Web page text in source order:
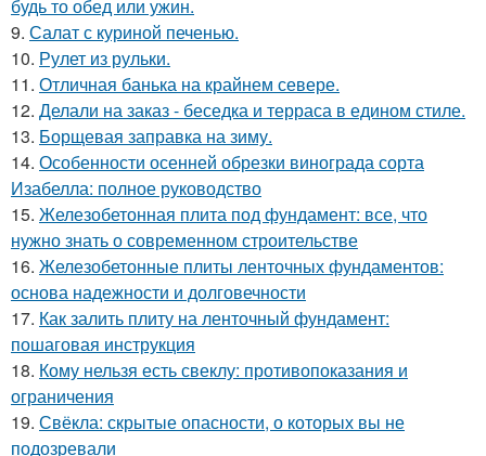
будь то обед или ужин.
9. Салат с куриной печенью.
10. Рулет из рульки.
11. Отличная банька на крайнем севере.
12. Делали на заказ - беседка и терраса в едином стиле.
13. Борщевая заправка на зиму.
14. Особенности осенней обрезки винограда сорта
Изабелла: полное руководство
15. Железобетонная плита под фундамент: все, что
нужно знать о современном строительстве
16. Железобетонные плиты ленточных фундаментов:
основа надежности и долговечности
17. Как залить плиту на ленточный фундамент:
пошаговая инструкция
18. Кому нельзя есть свеклу: противопоказания и
ограничения
19. Свёкла: скрытые опасности, о которых вы не
подозревали